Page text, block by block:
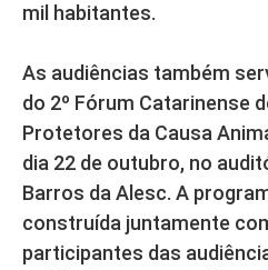
mil habitantes.
As audiências também
do 2º Fórum Catarinense
Protetores da Causa
dia 22 de outubro, no
Barros da Alesc. A
construída juntamente
participantes das